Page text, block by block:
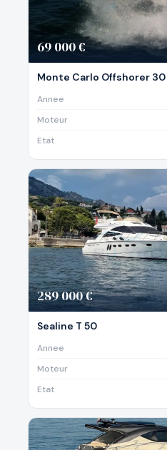
69 000 €
Monte Carlo Offshorer 30
Annee
Moteur
Etat
289 000 €
Sealine T 50
Annee
Moteur
Etat